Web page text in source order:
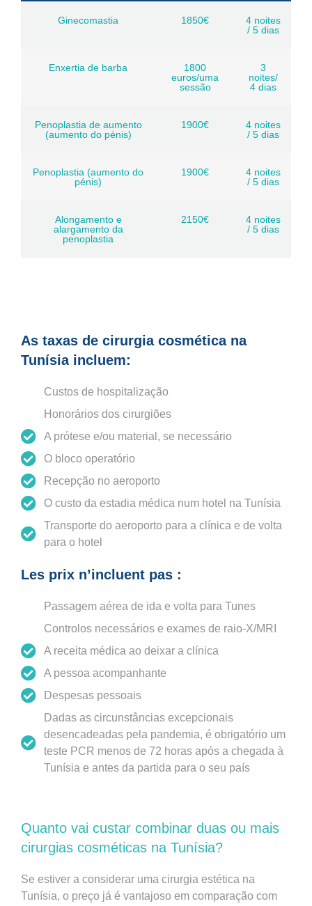
Ginecomastia 1850€
4 noites
/ 5 dias
Enxertia de barba
1800
euros/uma
sessão
3
noites/
4 dias
Penoplastia de aumento
(aumento do pénis)
1900€
4 noites
/ 5 dias
Penoplastia (aumento do
pénis)
1900€
4 noites
/ 5 dias
Alongamento e
alargamento da
penoplastia
2150€
4 noites
/ 5 dias
As taxas de cirurgia cosmética na
Tunísia incluem:
Custos de hospitalização
Honorários dos cirurgiões
A prótese e/ou material, se necessário
O bloco operatório
Recepção no aeroporto
O custo da estadia médica num hotel na Tunísia
Transporte do aeroporto para a clínica e de volta
para o hotel
Les prix n’incluent pas :
Passagem aérea de ida e volta para Tunes
Controlos necessários e exames de raio-X/MRI
A receita médica ao deixar a clínica
A pessoa acompanhante
Despesas pessoais
Dadas as circunstâncias excepcionais
desencadeadas pela pandemia, é obrigatório um
teste PCR menos de 72 horas após a chegada à
Tunísia e antes da partida para o seu país
Quanto vai custar combinar duas ou mais
cirurgias cosméticas na Tunísia?
Se estiver a considerar uma cirurgia estética na
Tunísia, o preço já é vantajoso em comparação com